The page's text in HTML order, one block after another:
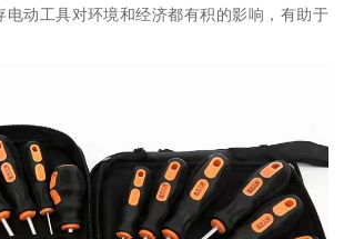
电动工具对环境和经济都有积的影响，有助于